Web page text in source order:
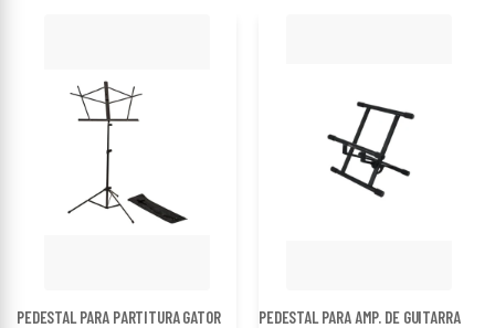
PEDESTAL PARA PARTITURA GATOR
PEDESTAL PARA AMP. DE GUITARRA